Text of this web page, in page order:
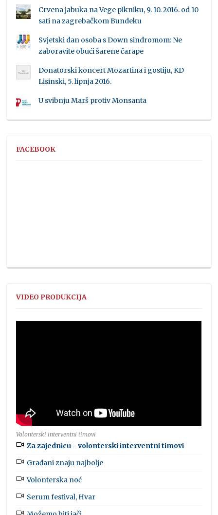
Crvena jabuka na Vege pikniku, 9. 10. 2016. od 10
sati na zagrebačkom Bundeku
Svjetski dan osoba s Down sindromom: Ne
zaboravite obući šarene čarape
Donatorski koncert Mozartina i gostiju, KD
Lisinski, 5. lipnja 2016.
U svibnju Marš protiv Monsanta
FACEBOOK
VIDEO PRODUKCIJA
Volonterski interventni timovi
Za zajednicu - volonterski interventni timovi
Građani znaju najbolje
Volonterska noć
Serum festival, Hvar